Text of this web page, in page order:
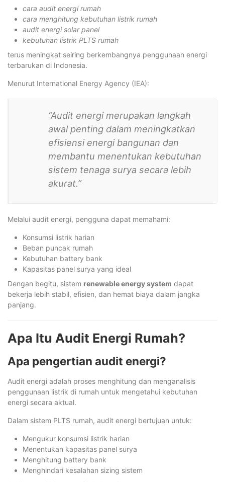
cara audit energi rumah
cara menghitung kebutuhan listrik rumah
audit energi solar panel
kebutuhan listrik PLTS rumah
terus meningkat seiring berkembangnya penggunaan energi
terbarukan di Indonesia.
Menurut International Energy Agency (IEA):
“Audit energi merupakan langkah
awal penting dalam meningkatkan
efisiensi energi bangunan dan
membantu menentukan kebutuhan
sistem tenaga surya secara lebih
akurat.”
Melalui audit energi, pengguna dapat memahami:
Konsumsi listrik harian
Beban puncak rumah
Kebutuhan battery bank
Kapasitas panel surya yang ideal
Dengan begitu, sistem renewable energy system dapat
bekerja lebih stabil, efisien, dan hemat biaya dalam jangka
panjang.
Apa Itu Audit Energi Rumah?
Apa pengertian audit energi?
Audit energi adalah proses menghitung dan menganalisis
penggunaan listrik di rumah untuk mengetahui kebutuhan
energi secara aktual.
Dalam sistem PLTS rumah, audit energi bertujuan untuk:
Mengukur konsumsi listrik harian
Menentukan kapasitas panel surya
Menghitung battery bank
Menghindari kesalahan sizing sistem